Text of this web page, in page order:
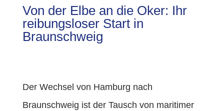
Von der Elbe an die Oker: Ihr
reibungsloser Start in
Braunschweig
Der Wechsel von Hamburg nach
Braunschweig ist der Tausch von maritimer